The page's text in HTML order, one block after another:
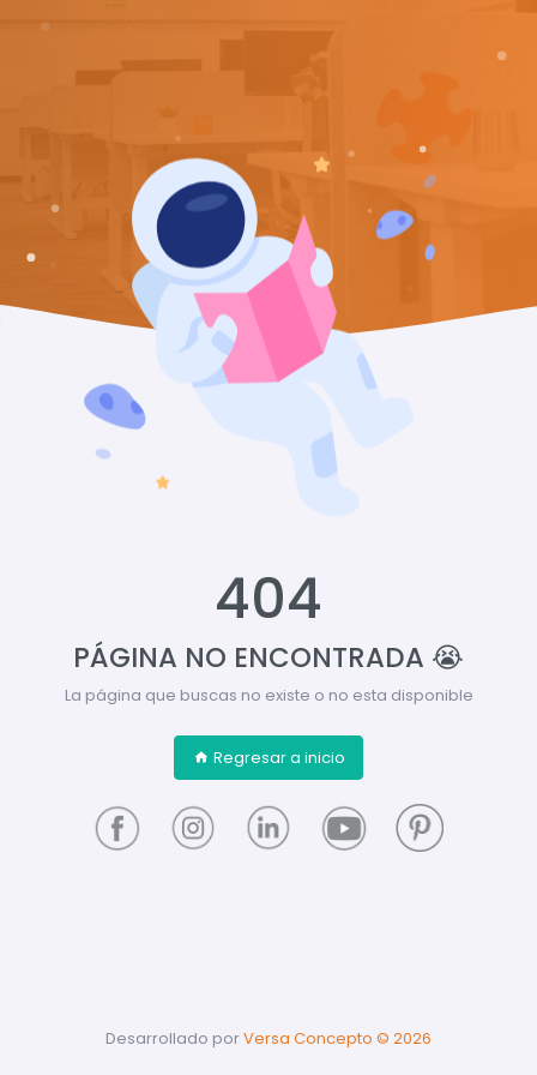
404
PÁGINA NO ENCONTRADA 😭
La página que buscas no existe o no esta disponible
Regresar a inicio
Desarrollado porVersa Concepto © 2026